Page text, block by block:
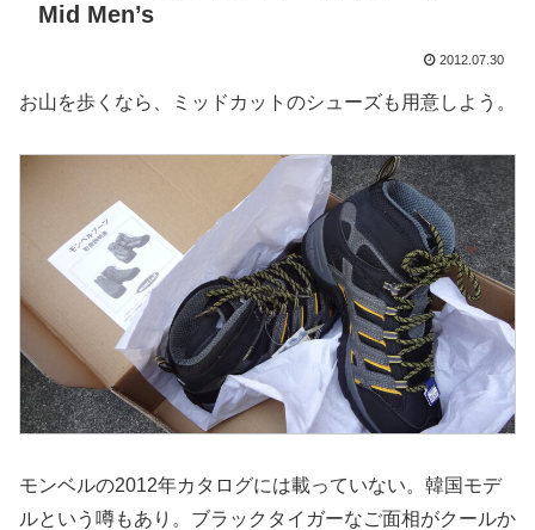
Mid Men’s
2012.07.30
お山を歩くなら、ミッドカットのシューズも用意しよう。
モンベルの2012年カタログには載っていない。韓国モデ
ルという噂もあり。ブラックタイガーなご面相がクールか